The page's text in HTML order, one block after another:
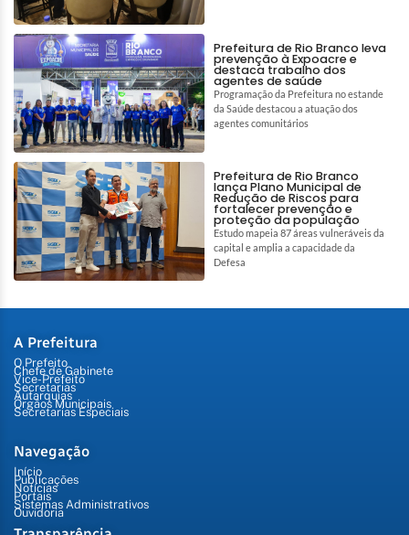
Prefeitura de Rio Branco leva
prevenção à Expoacre e
destaca trabalho dos
agentes de saúde
Programação da Prefeitura no estande
da Saúde destacou a atuação dos
agentes comunitários
Prefeitura de Rio Branco
lança Plano Municipal de
Redução de Riscos para
fortalecer prevenção e
proteção da população
Estudo mapeia 87 áreas vulneráveis da
capital e amplia a capacidade da
Defesa
A Prefeitura
O Prefeito
Chefe de Gabinete
Vice-Prefeito
Secretarias
Autarquias
Órgãos Municipais
Secretarias Especiais
Navegação
Início
Publicações
Notícias
Portais
Sistemas Administrativos
Ouvidoria